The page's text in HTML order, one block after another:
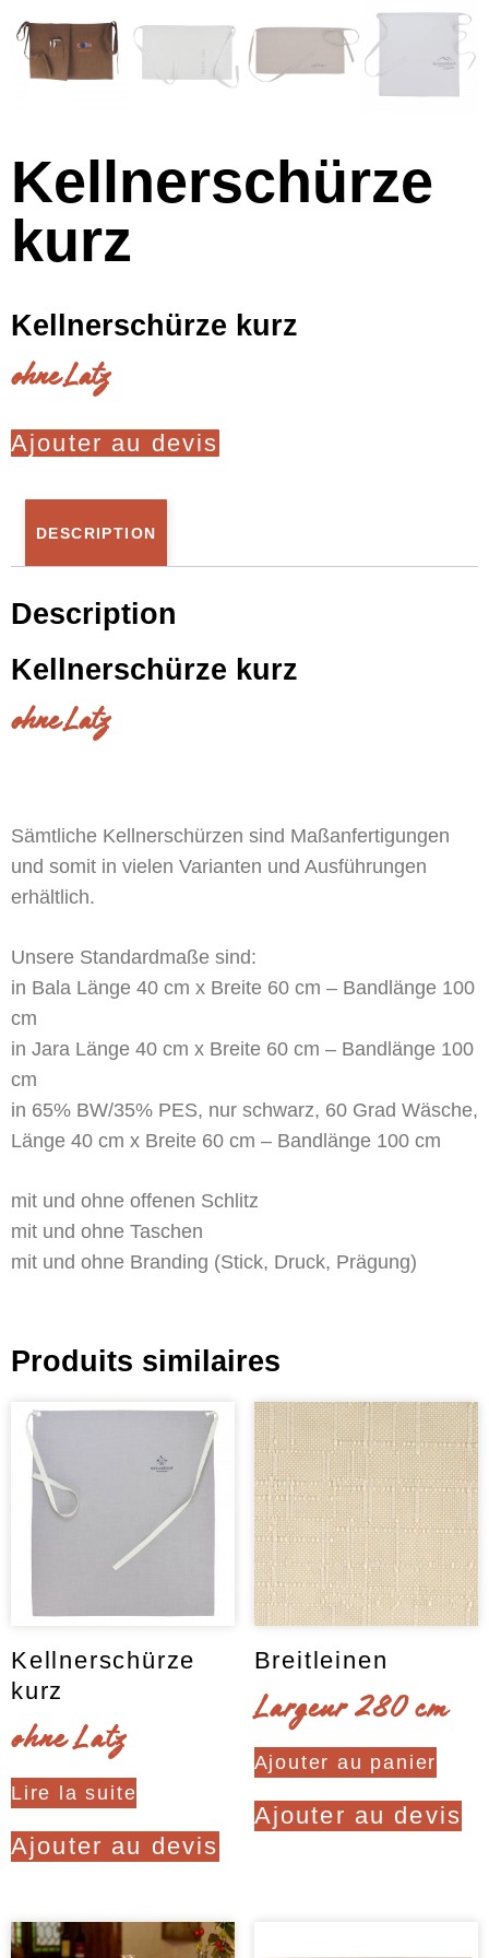
Kellnerschürze
kurz
Kellnerschürze kurz
ohne Latz
Ajouter au devis
DESCRIPTION
Description
Kellnerschürze kurz
ohne Latz
Sämtliche Kellnerschürzen sind Maßanfertigungen
und somit in vielen Varianten und Ausführungen
erhältlich.
Unsere Standardmaße sind:
in Bala Länge 40 cm x Breite 60 cm – Bandlänge 100
cm
in Jara Länge 40 cm x Breite 60 cm – Bandlänge 100
cm
in 65% BW/35% PES, nur schwarz, 60 Grad Wäsche,
Länge 40 cm x Breite 60 cm – Bandlänge 100 cm
mit und ohne offenen Schlitz
mit und ohne Taschen
mit und ohne Branding (Stick, Druck, Prägung)
Produits similaires
Kellnerschürze
kurz
ohne Latz
Lire la suite
Ajouter au devis
Breitleinen
Largeur 280 cm
Ajouter au panier
Ajouter au devis